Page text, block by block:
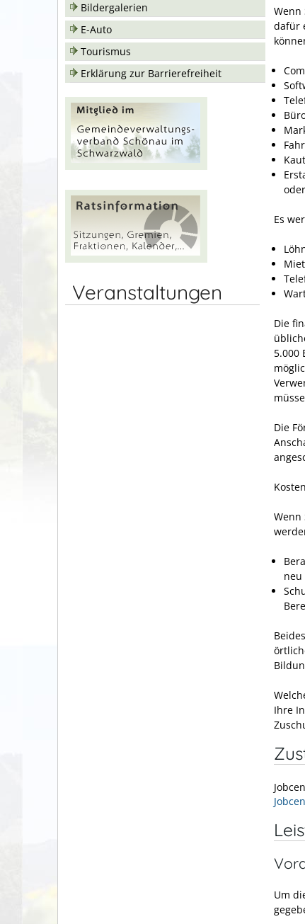
Bildergalerien
E-Auto
Tourismus
Erklärung zur Barrierefreiheit
Veranstaltungen
Wenn
dafür
Es
Die
5.000
Die
Wenn
neu
Ihre
Um